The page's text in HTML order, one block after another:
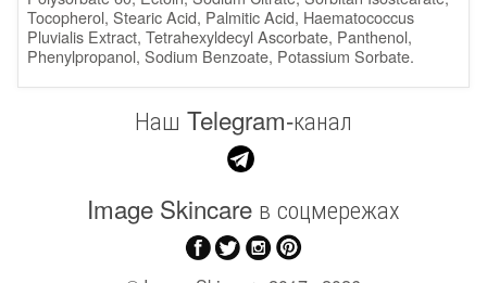
Tocopherol, Stearic Acid, Palmitic Acid, Haematococcus
Pluvialis Extract, Tetrahexyldecyl Ascorbate, Panthenol,
Phenylpropanol, Sodium Benzoate, Potassium Sorbate.
Наш Telegram-канал
Image Skincare в соцмережах